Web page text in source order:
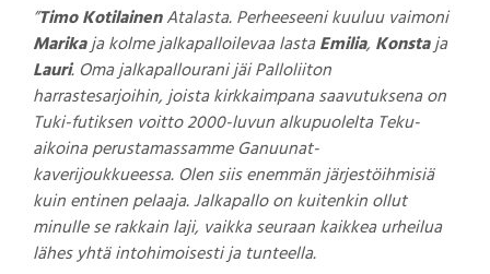
”TimoKotilainenAtalasta. Perheeseeni kuuluu vaimoni
Marikaja kolme jalkapalloilevaa lastaEmilia, Konstaja
Lauri. Oma jalkapallourani jäi Palloliiton
harrastesarjoihin, joista kirkkaimpana saavutuksena on
Tuki-futiksen voitto 2000-luvun alkupuolelta Teku-
aikoina perustamassamme Ganuunat-
kaverijoukkueessa. Olen siis enemmän järjestöihmisiä
kuin entinen pelaaja. Jalkapallo on kuitenkin ollut
minulle se rakkain laji, vaikka seuraan kaikkea urheilua
lähes yhtä intohimoisesti ja tunteella.